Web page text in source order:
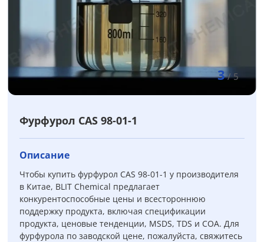
3/5
Фурфурол CAS 98-01-1
Описание
Чтобы купить фурфурол CAS 98-01-1 у производителя
в Китае, BLIT Chemical предлагает
конкурентоспособные цены и всестороннюю
поддержку продукта, включая спецификации
продукта, ценовые тенденции, MSDS, TDS и COA. Для
фурфурола по заводской цене, пожалуйста, свяжитесь